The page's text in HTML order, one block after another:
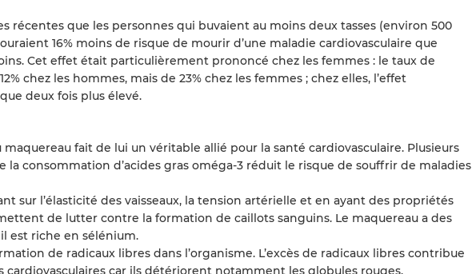
récentes que les personnes qui buvaient au moins deux tasses (environ 500
16% moins de risque de mourir d’une maladie cardiovasculaire que
Cet effet était particulièrement prononcé chez les femmes : le taux de
chez les hommes, mais de 23% chez les femmes ; chez elles, l’effet
deux fois plus élevé.
fait de lui un véritable allié pour la santé cardiovasculaire. Plusieurs
consommation d’acides gras oméga-3 réduit le risque de souffrir de maladies
sur l’élasticité des vaisseaux, la tension artérielle et en ayant des propriétés
de lutter contre la formation de caillots sanguins. Le maquereau a des
est riche en sélénium.
de radicaux libres dans l’organisme. L’excès de radicaux libres contribue
cardiovasculaires car ils détériorent notamment les globules rouges.